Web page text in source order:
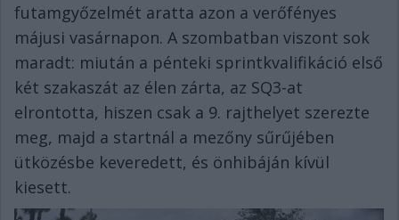
futamgyőzelmét aratta azon a verőfényes
májusi vasárnapon. A szombatban viszont sok
maradt: miután a pénteki sprintkvalifikáció első
két szakaszát az élen zárta, az SQ3-at
elrontotta, hiszen csak a 9. rajthelyet szerezte
meg, majd a startnál a mezőny sűrűjében
ütközésbe keveredett, és önhibáján kívül
kiesett.